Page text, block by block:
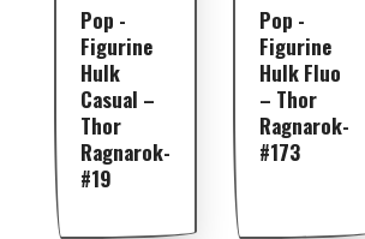
Pop -
Figurine
Hulk
Casual –
Thor
Ragnarok-
#19
Pop -
Figurine
Hulk Fluo
– Thor
Ragnarok-
#173